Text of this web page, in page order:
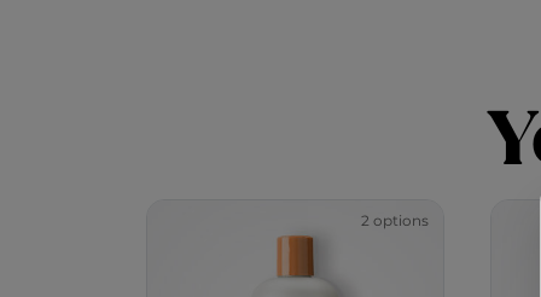
2 options